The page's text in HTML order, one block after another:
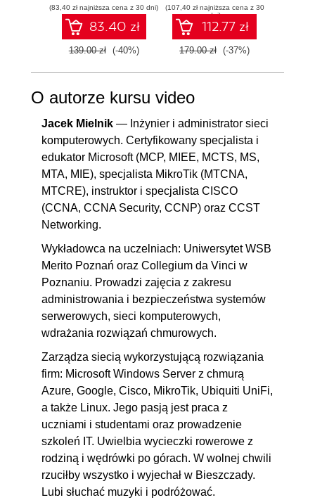
Wydanie IV
(83,40 zł najniższa cena z 30 dni)
83.40 zł
139.00 zł (-40%)
(107,40 zł najniższa cena z 30
dni)
112.77 zł
179.00 zł (-37%)
O autorze kursu video
Jacek Mielnik — Inżynier i administrator sieci
komputerowych. Certyfikowany specjalista i
edukator Microsoft (MCP, MIEE, MCTS, MS,
MTA, MIE), specjalista MikroTik (MTCNA,
MTCRE), instruktor i specjalista CISCO
(CCNA, CCNA Security, CCNP) oraz CCST
Networking.
Wykładowca na uczelniach: Uniwersytet WSB
Merito Poznań oraz Collegium da Vinci w
Poznaniu. Prowadzi zajęcia z zakresu
administrowania i bezpieczeństwa systemów
serwerowych, sieci komputerowych,
wdrażania rozwiązań chmurowych.
Zarządza siecią wykorzystującą rozwiązania
firm: Microsoft Windows Server z chmurą
Azure, Google, Cisco, MikroTik, Ubiquiti UniFi,
a także Linux. Jego pasją jest praca z
uczniami i studentami oraz prowadzenie
szkoleń IT. Uwielbia wycieczki rowerowe z
rodziną i wędrówki po górach. W wolnej chwili
rzuciłby wszystko i wyjechał w Bieszczady.
Lubi słuchać muzyki i podróżować.